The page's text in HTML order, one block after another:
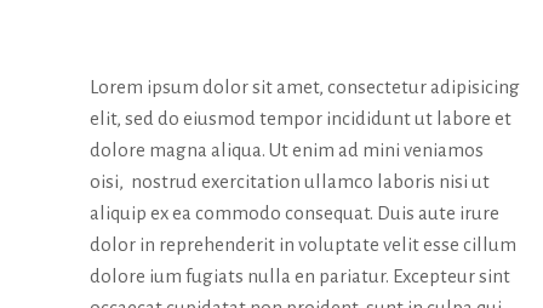
Lorem ipsum dolor sit amet, consectetur adipisicing
elit, sed do eiusmod tempor incididunt ut labore et
dolore magna aliqua. Ut enim ad mini veniamos
oisi, nostrud exercitation ullamco laboris nisi ut
aliquip ex ea commodo consequat. Duis aute irure
dolor in reprehenderit in voluptate velit esse cillum
dolore ium fugiats nulla en pariatur. Excepteur sint